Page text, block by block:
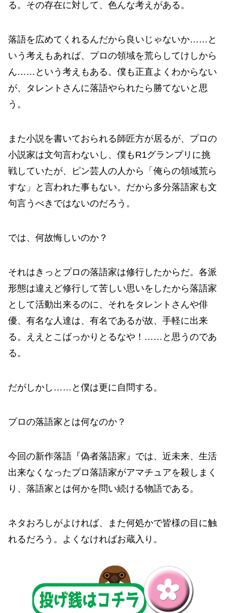
る。その存在に対して、色んな考えがある。
落語を広めてくれるんだから良いじゃないか……と
いう考えもあれば、プロの領域を荒らしてけしから
ん……という考えもある。僕も正直よくわからない
が、タレントさんに落語やられたら勝てないと思
う。
また小説を書いておられる師匠方が居るが、プロの
小説家は文句言わないし、僕もR1グランプリに挑
戦していたが、ピン芸人の人から「俺らの領域荒ら
すな」と言われた事もない。だから多分落語家も文
句言うべきではないのだろう。
では、何故悔しいのか？
それはきっとプロの落語家は修行したからだ。各派
形態は違えど修行して苦しい思いをしたから落語家
として活動出来るのに、それをタレントさんや俳
優、有名な人達は、有名であるが故、手軽に出来
る。ええとこばっかりとるなや！……と思うのであ
る。
だがしかし……と僕は更に自問する。
プロの落語家とは何なのか？
今回の新作落語『偽者落語家』では、近未来、生活
出来なくなったプロ落語家がアマチュアを殺しまく
り、落語家とは何かを問い続ける物語である。
ネタおろしがよければ、また何処かで皆様の目に触
れるだろう。よくなければお蔵入り。